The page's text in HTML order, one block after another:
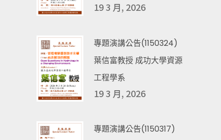
19 3 月, 2026
專題演講公告(1150324)
葉信富教授 成功大學資源
工程學系
19 3 月, 2026
專題演講公告(1150317)